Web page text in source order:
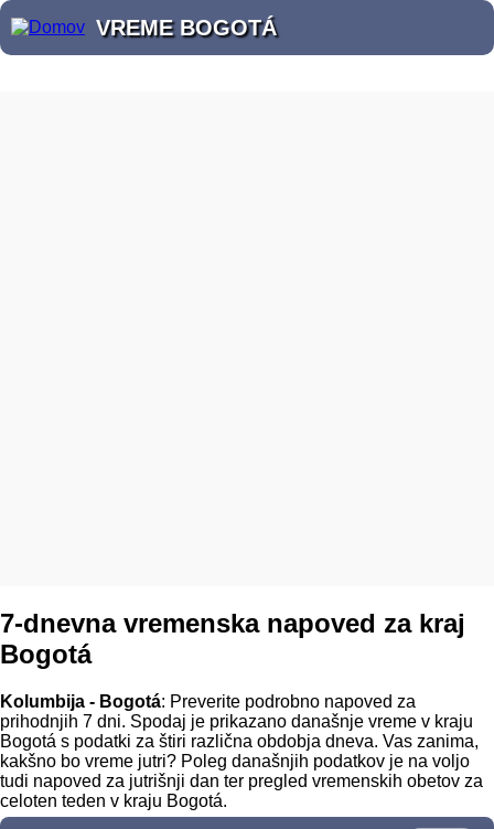
VREME BOGOTÁ
7-dnevna vremenska napoved za kraj
Bogotá
Kolumbija - Bogotá: Preverite podrobno napoved za
prihodnjih 7 dni. Spodaj je prikazano današnje vreme v kraju
Bogotá s podatki za štiri različna obdobja dneva. Vas zanima,
kakšno bo vreme jutri? Poleg današnjih podatkov je na voljo
tudi napoved za jutrišnji dan ter pregled vremenskih obetov za
celoten teden v kraju Bogotá.